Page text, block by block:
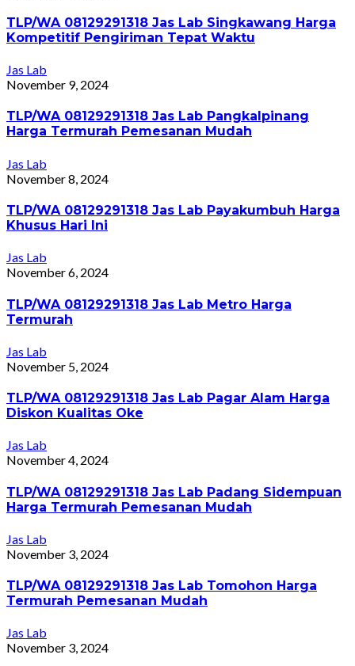
TLP/WA 08129291318 Jas Lab Singkawang Harga
Kompetitif Pengiriman Tepat Waktu
Jas Lab
November 9, 2024
TLP/WA 08129291318 Jas Lab Pangkalpinang
Harga Termurah Pemesanan Mudah
Jas Lab
November 8, 2024
TLP/WA 08129291318 Jas Lab Payakumbuh Harga
Khusus Hari Ini
Jas Lab
November 6, 2024
TLP/WA 08129291318 Jas Lab Metro Harga
Termurah
Jas Lab
November 5, 2024
TLP/WA 08129291318 Jas Lab Pagar Alam Harga
Diskon Kualitas Oke
Jas Lab
November 4, 2024
TLP/WA 08129291318 Jas Lab Padang Sidempuan
Harga Termurah Pemesanan Mudah
Jas Lab
November 3, 2024
TLP/WA 08129291318 Jas Lab Tomohon Harga
Termurah Pemesanan Mudah
Jas Lab
November 3, 2024